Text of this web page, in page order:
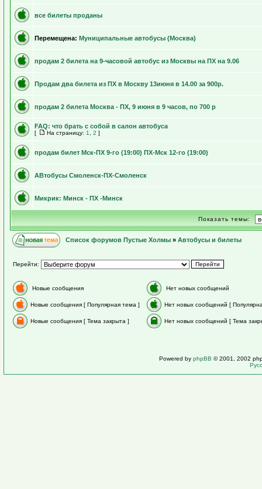
все билеты проданы
Перемещена: Муниципальные автобусы (Москва)
продам 2 билета на 9-часовой автобус из Москвы на ПХ на 9.06
Продам два билета из ПХ в Москву 13июня в 14.00 за 900р.
продам 2 билета Москва - ПХ, 9 июня в 9 часов, по 700 р
FAQ: что брать с собой в салон автобуса
[ На страницу: 1 2 ]
продам билет Мск-ПХ 9-го (19:00) ПХ-Мск 12-го (19:00)
АВтобусы Смоленск-ПХ-Смоленск
Микрик: Минск - ПХ -Минск
Показать темы:
Список форумов Пустые Холмы » Автобусы и билеты
Перейти:
Новые сообщения Нет новых сообщений
Новые сообщения [ Популярная тема ] Нет новых сообщений [
Новые сообщения [ Тема закрыта ] Нет новых сообщений [ Тема
Powered by phpBB © 2001, 2002